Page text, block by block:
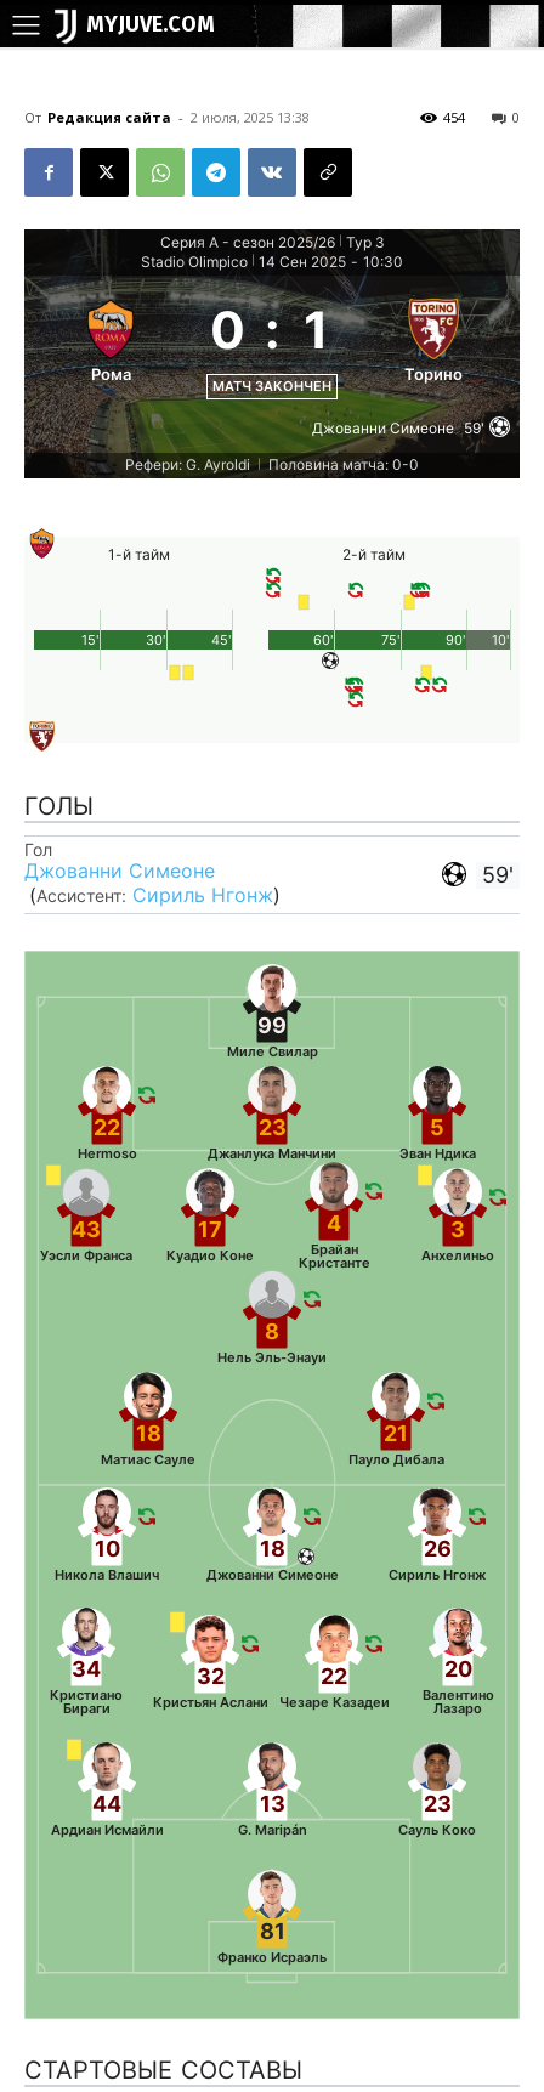
MYJUVE.COM
От Редакция сайта - 2 июля, 2025 13:38 0
454
Серия А - сезон 2025/26
Тур 3
Stadio Olimpico 14 Сен 2025 - 10:30
Рома
0 : 1
МАТЧ ЗАКОНЧЕН
Торино
Джованни Симеоне 59'
Рефери: G. Ayroldi | Половина матча: 0-0
1-й тайм
45'
15' 30'
2-й тайм
90'
60' 75' 10'
ГОЛЫ
59'
Гол
Джованни Симеоне
(Ассистент: Сириль Нгонж)
99
Миле Свилар
5
Эван Ндика
23
Джанлука Манчини
22
Hermoso
3
Анхелиньо
4
Брайан
Кристанте
17
Куадио Коне
43
Уэсли Франса
8
Нель Эль-Энауи
21
Пауло Дибала
18
Матиас Сауле
81
Франко Исраэль
44
Ардиан Исмайли
13
G. Maripán
23
Сауль Коко
34
Кристиано
Бираги
32
Кристьян Аслани
22
Чезаре Казадеи
20
Валентино
Лазаро
10
Никола Влашич
18
Джованни Симеоне
26
Сириль Нгонж
СТАРТОВЫЕ СОСТАВЫ